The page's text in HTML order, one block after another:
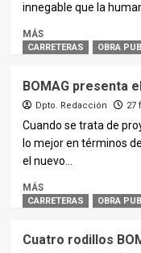
innegable que la
MÁS
CARRETERAS OBRA
BOMAG presenta
Dpto. Redacción 27
Cuando se trata de
lo mejor en términos
el nuevo...
MÁS
CARRETERAS OBRA
Cuatro rodillos